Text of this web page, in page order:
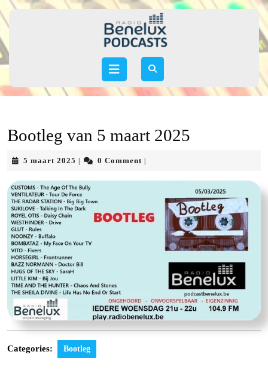
Skip
to
Open
Bootleg van 5 maart 2025
5 maart 2025 5
2025
0 Comment
Categories: Bootleg